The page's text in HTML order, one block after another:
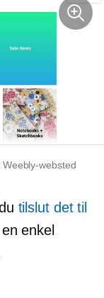
websted
tilslut det til
enkel